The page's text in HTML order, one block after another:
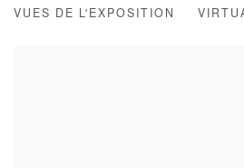
VUES DE L'EXPOSITION